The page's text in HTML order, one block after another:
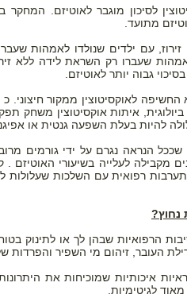
עם ילדים שנולדו לאמהות
שעברו רק השראת לידה ללא
גבוה יותר לאוטיזם.
ביולוגית, איתות אוקסיטוצין משחק
להיות בעלת השפעה גנטית או
הנראה נגרם על ידי גורמים
לידה ב2- העשורים האחרונים מקבילה לעלייה
רפואית עם השלכות שעלולות
נחוץ?
הרפואיות שבהן לך או לתינוק
איכותיות שמוכיחות את היתרונות
לגיטימיות.